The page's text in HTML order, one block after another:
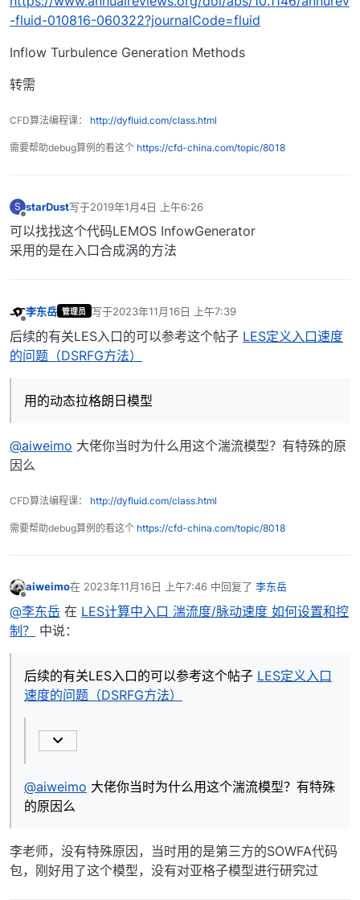
-fluid-010816-060322?journalCode=fluid
Inflow Turbulence Generation Methods
转需
CFD算法编程课： http://dyfluid.com/class.html
需要帮助debug算例的看这个 https://cfd-china.com/topic/8018
S starDust写于2019年1月4日 上午6:26
最后由 编辑
可以找找这个代码LEMOS InfowGenerator
采用的是在入口合成涡的方法
李东岳 管理员 写于2023年11月16日 上午7:39
最后由 编辑
后续的有关LES入口的可以参考这个帖子 LES定义入口速度
的问题（DSRFG方法）
用的动态拉格朗日模型
@aiweimo 大佬你当时为什么用这个湍流模型？有特殊的原
因么
CFD算法编程课： http://dyfluid.com/class.html
需要帮助debug算例的看这个 https://cfd-china.com/topic/8018
离线
aiweimo在 2023年11月16日 上午7:46 中回复了 李东岳
最后由 编辑
@李东岳 在 LES计算中入口 湍流度/脉动速度 如何设置和控
制？
中说：
后续的有关LES入口的可以参考这个帖子 LES定义入口
速度的问题（DSRFG方法）
@aiweimo 大佬你当时为什么用这个湍流模型？有特殊
的原因么
李老师，没有特殊原因，当时用的是第三方的SOWFA代码
包，刚好用了这个模型，没有对亚格子模型进行研究过